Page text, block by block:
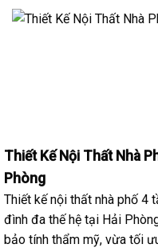
Thiết Kế Nội Thất Nhà
Phòng
Thiết kế nội thất nhà phố 4
đình đa thế hệ tại Hải
bảo tính thẩm mỹ, vừa tối